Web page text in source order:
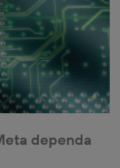
dependa